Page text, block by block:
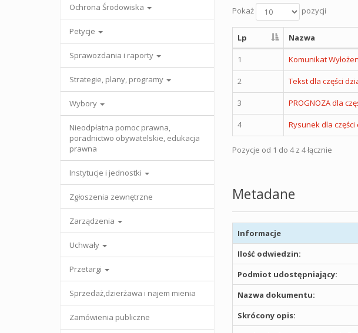
Ochrona Środowiska
Petycje
Sprawozdania i raporty
Strategie, plany, programy
Wybory
Nieodpłatna pomoc prawna,
poradnictwo obywatelskie, edukacja
prawna
Instytucje i jednostki
Zgłoszenia zewnętrzne
Zarządzenia
Uchwały
Przetargi
Sprzedaż,dzierżawa i najem mienia
Zamówienia publiczne
Pokaż pozycji
Lp Nazwa
1 Komunikat
2 Tekst dla części
3 PROGNOZA dla
4 Rysunek dla części
Pozycje od 1 do 4 z 4 łącznie
Metadane
Informacje
Ilość odwiedzin:
Podmiot udostępniający:
Nazwa dokumentu:
Skrócony opis: